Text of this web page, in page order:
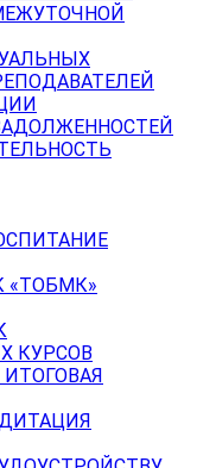
«ТОБМК»
КУРСОВ